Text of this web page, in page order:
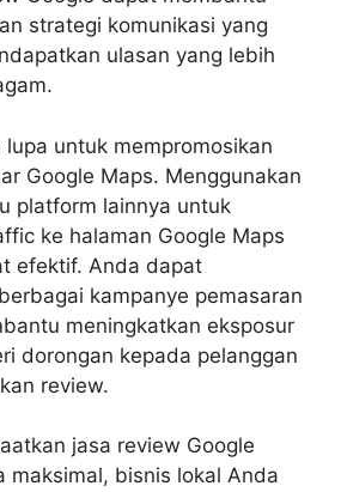
strategi komunikasi yang
ulasan yang lebih
lupa untuk mempromosikan
Google Maps. Menggunakan
platform lainnya untuk
ke halaman Google Maps
efektif. Anda dapat
kampanye pemasaran
meningkatkan eksposur
dorongan kepada pelanggan
review.
jasa review Google
maksimal, bisnis lokal Anda